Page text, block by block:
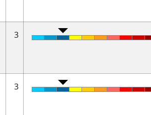
3
3